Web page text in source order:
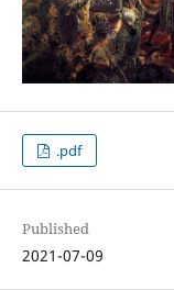
.pdf
Published
2021-07-09